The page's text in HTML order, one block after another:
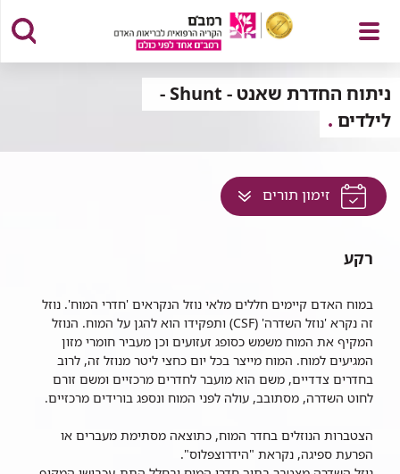
פתח
תפריט
ניתוח החדרת שאנט - Shunt -
לילדים
זימון תוריםלחץ
למעבר
רקע
במוח האדם קיימים חללים מלאי נוזל הנקראים 'חדרי המוח'. נוזל
זה נקרא 'נוזל השדרה' (CSF) ותפקידו הוא להגן על המוח. הנוזל
המקיף את המוח משמש כסופג זעזועים וכן מעביר חומרי מזון
המגיעים למוח. המוח מייצר בכל יום כחצי ליטר מנוזל זה, לרוב
בחדרים צדדיים, משם הוא מועבר לחדרים מרכזיים ומשם זורם
לחוט השדרה, מסתובב, עולה לפני המוח ונספג בורידים מרכזיים.
הצטברות הנוזלים בחדר המוח, כתוצאה מסתימת מעברים או
הפרעת ספיגה, נקראת "הידרוצפלוס".